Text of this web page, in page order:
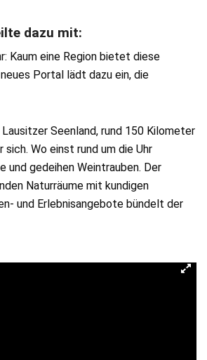
dazu mit:
Kaum eine Region bietet diese
Portal lädt dazu ein, die
Seenland, rund 150 Kilometer
Wo einst rund um die Uhr
und gedeihen Weintrauben. Der
Naturräume mit kundigen
und Erlebnisangebote bündelt der